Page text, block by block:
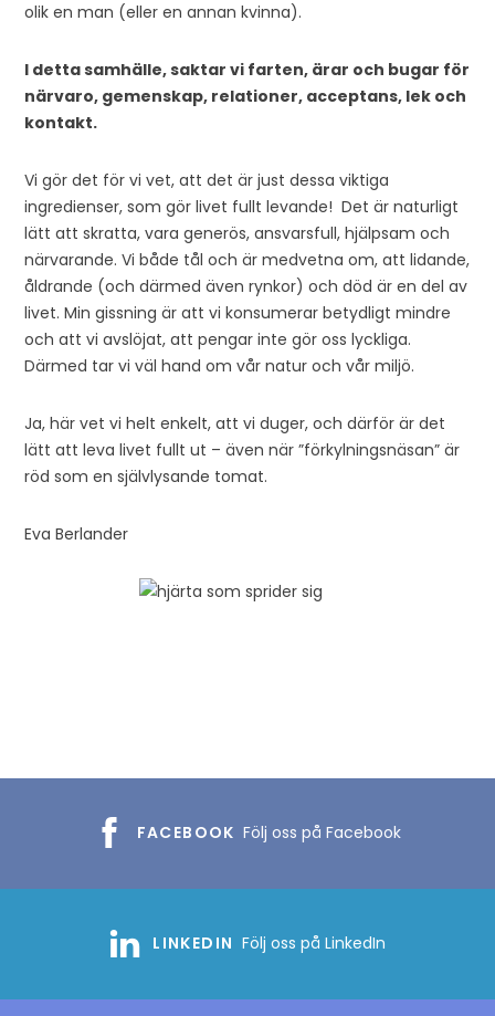
olik en man (eller en annan kvinna).
I detta samhälle, saktar vi farten, ärar och bugar för
närvaro, gemenskap, relationer, acceptans, lek och
kontakt.
Vi gör det för vi vet, att det är just dessa viktiga
ingredienser, som gör livet fullt levande! Det är naturligt
lätt att skratta, vara generös, ansvarsfull, hjälpsam och
närvarande. Vi både tål och är medvetna om, att lidande,
åldrande (och därmed även rynkor) och död är en del av
livet. Min gissning är att vi konsumerar betydligt mindre
och att vi avslöjat, att pengar inte gör oss lyckliga.
Därmed tar vi väl hand om vår natur och vår miljö.
Ja, här vet vi helt enkelt, att vi duger, och därför är det
lätt att leva livet fullt ut – även när ”förkylningsnäsan” är
röd som en självlysande tomat.
Eva Berlander
FACEBOOK Följ oss på Facebook
LINKEDIN Följ oss på LinkedIn